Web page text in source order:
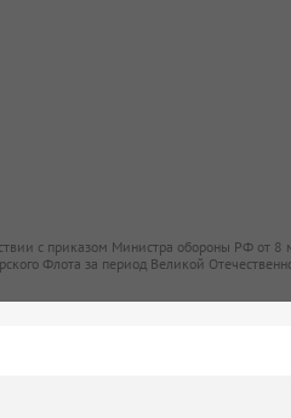
с приказом Министра обороны РФ от
Флота за период Великой